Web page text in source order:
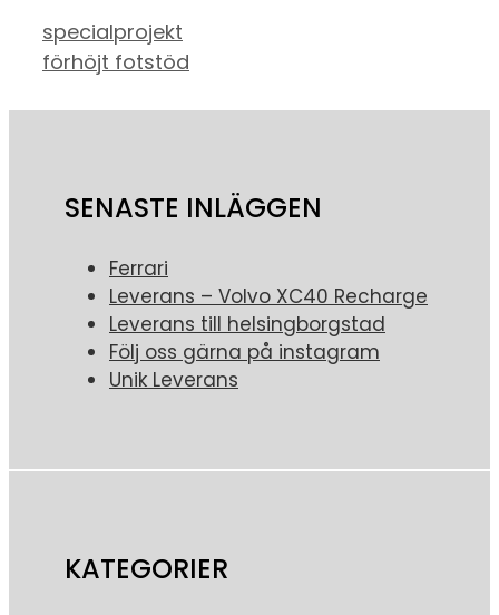
specialprojekt
förhöjt fotstöd
SENASTE INLÄGGEN
Ferrari
Leverans – Volvo XC40 Recharge
Leverans till helsingborgstad
Följ oss gärna på instagram
Unik Leverans
KATEGORIER